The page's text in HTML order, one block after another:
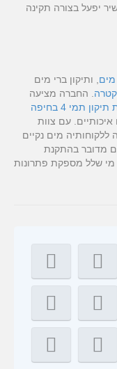
יפעל בצורה תקינה
מים , ותיקון ברי מים
. החברה מציעה
תמי 4 בחיפה
איכותיים. עם צוות
ללקוחותיה מים נקיים
מדובר בהתקנת
מי שלל מספקת פתרונות